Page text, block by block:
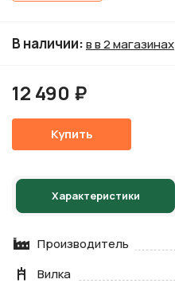
В наличии:в в 2 магазинах
12 490 ₽
Купить
Характеристики
Производитель
Вилка